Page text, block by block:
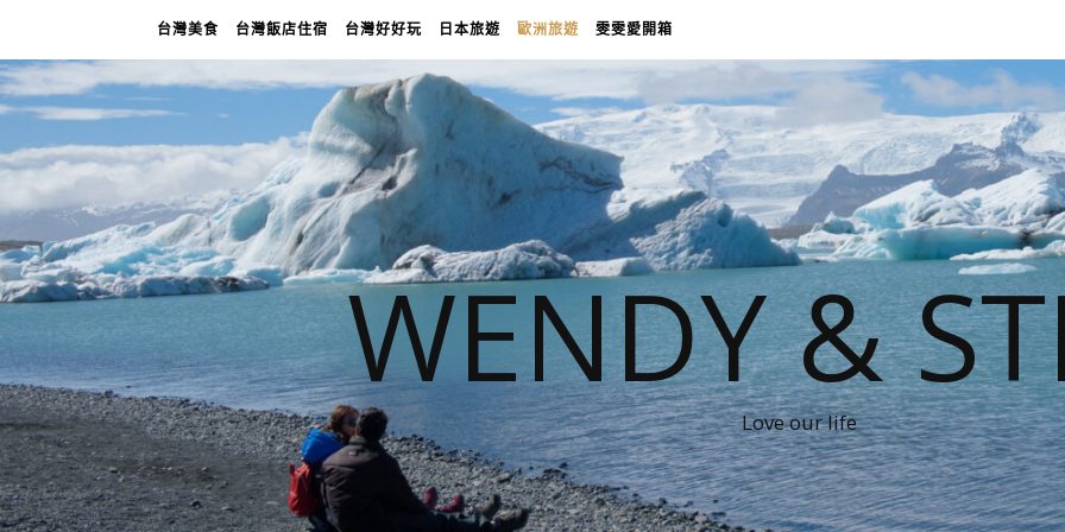
台灣美食 台灣飯店住宿 台灣好好玩 日本旅遊 歐洲旅遊 雯雯愛開箱
WENDY &
Love our life